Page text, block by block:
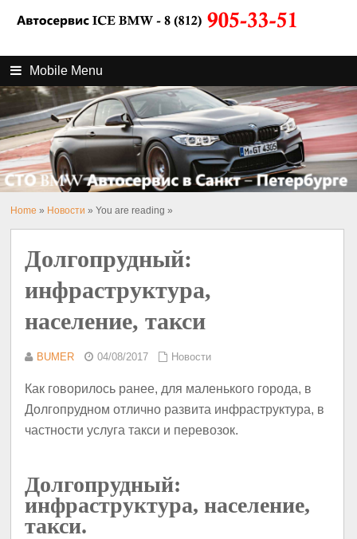
Mobile Menu
Home » Новости » You are reading »
Долгопрудный:
инфраструктура,
население, такси
BUMER 04/08/2017 Новости
Как говорилось ранее, для маленького города, в
Долгопрудном отлично развита инфраструктура, в
частности услуга такси и перевозок.
Долгопрудный:
инфраструктура, население,
такси.